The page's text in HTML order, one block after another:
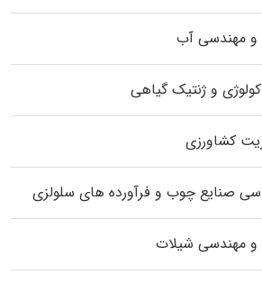
و مهندسی آب
و ژنتیک گیاهی
کشاورزی
صنایع چوب و فرآورده‌ های سلولزی
و مهندسی شیلات